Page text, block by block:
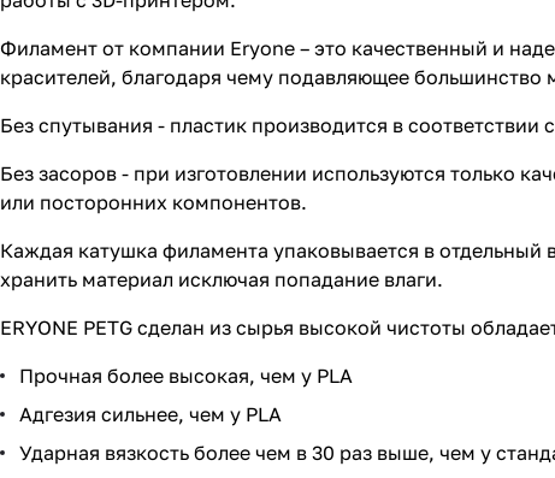
Филамент от компании Eryone – это качественный и
красителей, благодаря чему подавляющее
Без спутывания - пластик производится в
Без засоров - при изготовлении используются только
или посторонних компонентов.
Каждая катушка филамента упаковывается в отдельный
хранить материал исключая попадание влаги.
ERYONE PETG сделан из сырья высокой чистоты
Прочная более высокая, чем у PLA
Адгезия сильнее, чем у PLA
Ударная вязкость более чем в 30 раз выше, чем у